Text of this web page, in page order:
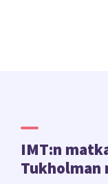
IMT:n
Tukholman